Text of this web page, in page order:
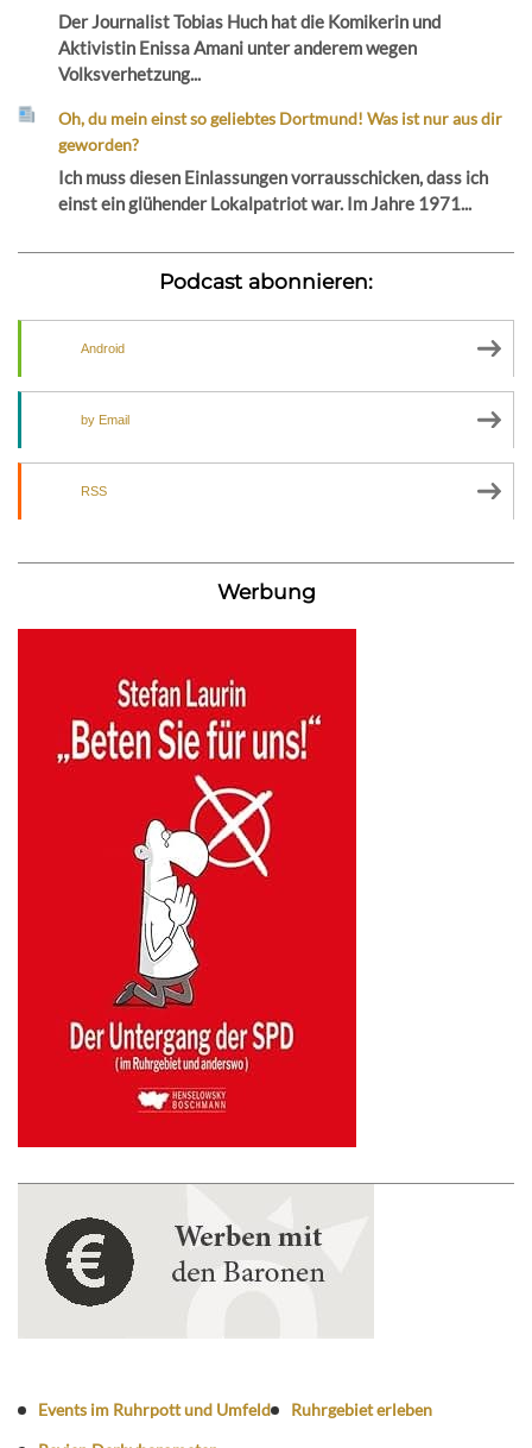
Der Journalist Tobias Huch hat die Komikerin und
Aktivistin Enissa Amani unter anderem wegen
Volksverhetzung...
Oh, du mein einst so geliebtes Dortmund! Was ist nur aus dir
geworden?
Ich muss diesen Einlassungen vorrausschicken, dass ich
einst ein glühender Lokalpatriot war. Im Jahre 1971...
Podcast abonnieren:
Android
by Email
RSS
Werbung
Events im Ruhrpott und Umfeld
Ruhrgebiet erleben